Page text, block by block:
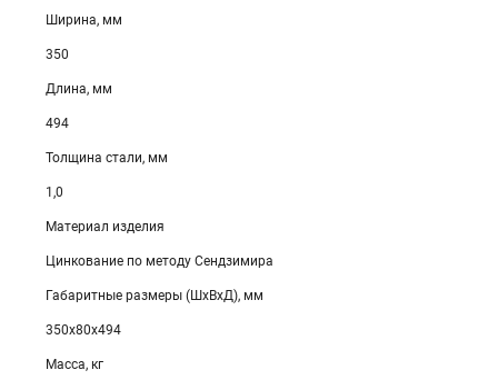
Ширина, мм
350
Длина, мм
494
Толщина стали, мм
1,0
Материал изделия
Цинкование по методу Сендзимира
Габаритные размеры (ШхВхД), мм
350х80х494
Масса, кг